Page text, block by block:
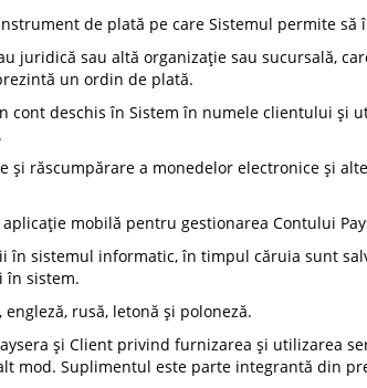
de plată pe care Sistemul permite
juridică sau altă organizație sau sucursală,
un ordin de plată.
cont deschis în Sistem în numele clientului și
și răscumpărare a monedelor electronice și
aplicație mobilă pentru gestionarea Contului
în sistemul informatic, în timpul căruia sunt
în sistem.
rusă, letonă și poloneză.
și Client privind furnizarea și utilizarea
mod. Suplimentul este parte integrantă din